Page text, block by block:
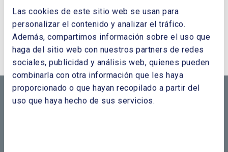
Las cookies de este sitio web se usan para
personalizar el contenido y analizar el tráfico.
Además, compartimos información sobre el uso que
haga del sitio web con nuestros partners de redes
sociales, publicidad y análisis web, quienes pueden
combinarla con otra información que les haya
proporcionado o que hayan recopilado a partir del
uso que haya hecho de sus servicios.
¿QUIERES PONERTE EN CONTACTO CON
NOSOTROS?
CONTÁCTANOS SI
NECESITAS MÁS